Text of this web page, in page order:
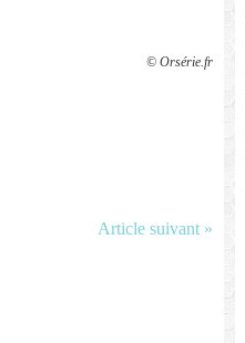
© Orsérie.fr
Article suivant »